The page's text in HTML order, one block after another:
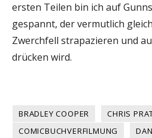
ersten Teilen bin ich auf
gespannt, der vermutlich
Zwerchfell strapazieren und
drücken wird.
BRADLEY COOPER
CHRIS
COMICBUCHVERFILMUNG